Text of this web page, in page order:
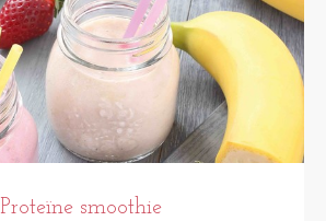
Proteïne smoothie